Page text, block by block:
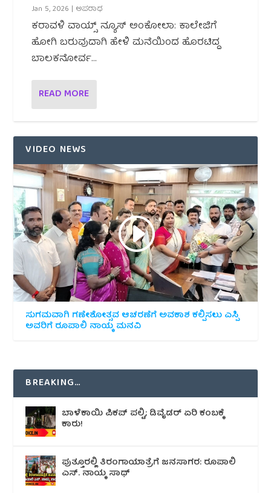
Jan 5, 2026 | ಅಪರಾಧ
ಕರಾವಳಿ ವಾಯ್ಸ್ ನ್ಯೂಸ್ ಅಂಕೋಲಾ: ಕಾಲೇಜಿಗೆ
ಹೋಗಿ ಬರುವುದಾಗಿ ಹೇಳಿ ಮನೆಯಿಂದ ಹೊರಟಿದ್ದ
ಬಾಲಕನೋರ್ವ...
READ MORE
VIDEO NEWS
ಸುಗಮವಾಗಿ ಗಣೇಶೋತ್ಸವ ಆಚರಣೆಗೆ ಅವಕಾಶ ಕಲ್ಪಿಸಲು ಎಸ್ಪಿ
ಅವರಿಗೆ ರೂಪಾಲಿ ನಾಯ್ಕ ಮನವಿ
BREAKING…
ಬಾಳೆಕಾಯಿ ಪಿಕಪ್ ಪಲ್ಟಿ; ಡಿವೈಡರ್ ಏರಿ ಕಂಬಕ್ಕೆ
ಕಾರು!
ಪುತ್ತೂರಲ್ಲಿ ತಿರಂಗಾಯಾತ್ರೆಗೆ ಜನಸಾಗರ: ರೂಪಾಲಿ
ಎಸ್. ನಾಯ್ಕ ಸಾಥ್